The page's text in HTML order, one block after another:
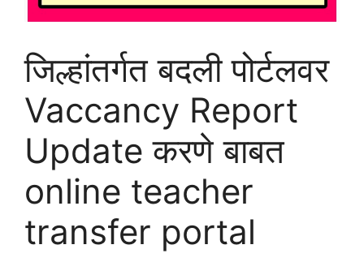
जिल्हांतर्गत बदली पोर्टलवर
Vaccancy Report
Update करणे बाबत
online teacher
transfer portal